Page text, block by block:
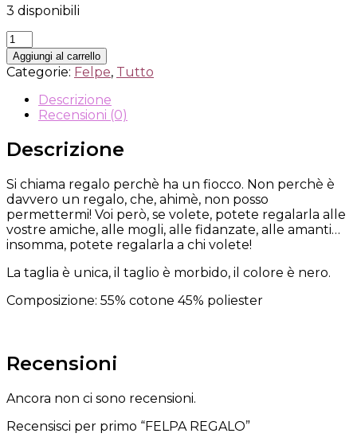
3 disponibili
FELPA
REGALO
quantità
Aggiungi al carrello
Categorie: Felpe, Tutto
Descrizione
Recensioni (0)
Descrizione
Si chiama regalo perchè ha un fiocco. Non perchè è
davvero un regalo, che, ahimè, non posso
permettermi! Voi però, se volete, potete regalarla alle
vostre amiche, alle mogli, alle fidanzate, alle amanti…
insomma, potete regalarla a chi volete!
La taglia è unica, il taglio è morbido, il colore è nero.
Composizione: 55% cotone 45% poliester
Recensioni
Ancora non ci sono recensioni.
Recensisci per primo “FELPA REGALO”